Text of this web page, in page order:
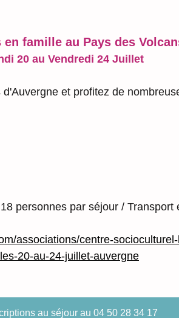
famille au Pays des
20 au Vendredi 24 Juillet
et profitez de
personnes par séjour /
associations/centre-
20-au-24-juillet-auvergne
au séjour au 04 50 28 34 17